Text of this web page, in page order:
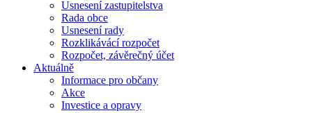
Usnesení zastupitelstva
Rada obce
Usnesení rady
Rozklikávácí rozpočet
Rozpočet, závěrečný účet
Aktuálně
Informace pro občany
Akce
Investice a opravy